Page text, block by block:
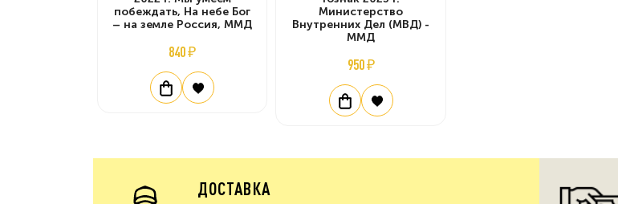
побеждать, На небе Бог
– на земле Россия, ММД
840 ₽
Министерство
Внутренних Дел (МВД) -
ММД
950 ₽
ДОСТАВКА